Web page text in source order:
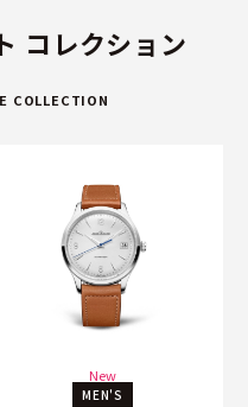
コレクション
COLLECTION
New
MEN'S